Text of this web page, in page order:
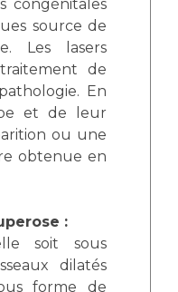
congénitales
source de
Les lasers
de
En
et de leur
ou une
obtenue en
:
soit sous
dilatés
forme de